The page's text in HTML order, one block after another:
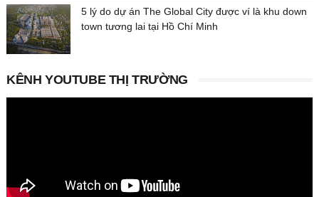
5 lý do dự án The Global City được ví là khu down
town tương lai tại Hồ Chí Minh
KÊNH YOUTUBE THỊ TRƯỜNG